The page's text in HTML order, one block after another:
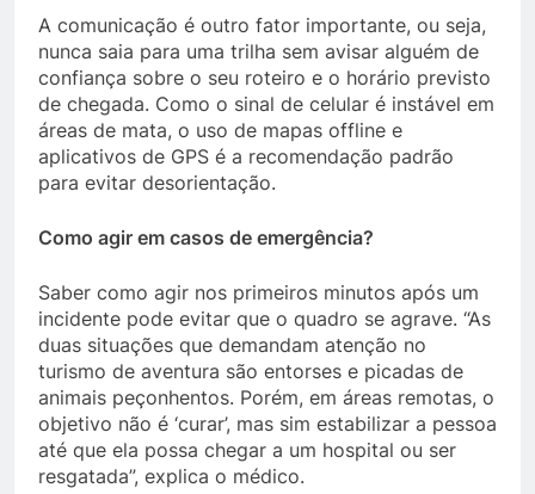
A comunicação é outro fator importante, ou seja,
nunca saia para uma trilha sem avisar alguém de
confiança sobre o seu roteiro e o horário previsto
de chegada. Como o sinal de celular é instável em
áreas de mata, o uso de mapas offline e
aplicativos de GPS é a recomendação padrão
para evitar desorientação.
Como agir em casos de emergência?
Saber como agir nos primeiros minutos após um
incidente pode evitar que o quadro se agrave. “As
duas situações que demandam atenção no
turismo de aventura são entorses e picadas de
animais peçonhentos. Porém, em áreas remotas, o
objetivo não é ‘curar’, mas sim estabilizar a pessoa
até que ela possa chegar a um hospital ou ser
resgatada”, explica o médico.